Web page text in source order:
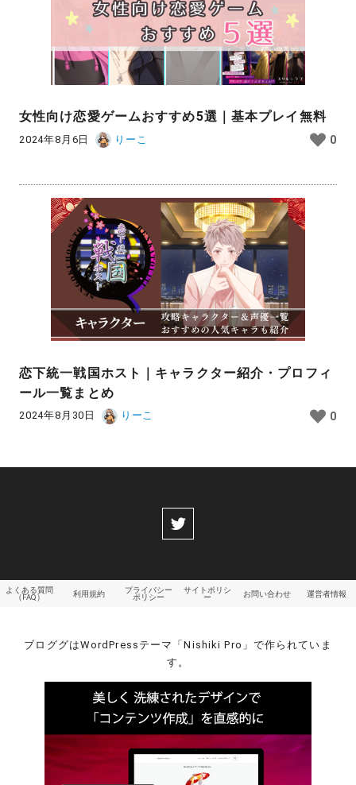
女性向け恋愛ゲームおすすめ5選｜基本プレイ無料
2024年8月6日 りーこ 0
恋下統一戦国ホスト｜キャラクター紹介・プロフィ
ール一覧まとめ
2024年8月30日 りーこ 0
よくある質問
（FAQ）
利用規約
プライバシー
ポリシー
サイトポリシ
ー
お問い合わせ 運営者情報
ブロググはWordPressテーマ「Nishiki Pro」で作られていま
す。